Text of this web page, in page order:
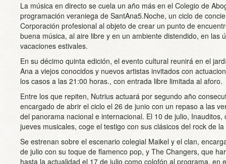
La música en directo se cuela un año más en el Colegio de
programación veraniega de SantAna5.Noche, un ciclo de
Corporación profesional al objeto de crear un punto de
buena música, al aire libre y en un ambiente distendido, en las
vacaciones estivales.
En su décimo quinta edición, el evento cultural reunirá en el
Ana a viejos conocidos y nuevos artistas invitados con
los casos a las 21:00 horas., con entrada libre limitada al aforo.
Entre los que repiten, Nutrius actuará por segundo año
encargado de abrir el ciclo el 26 de junio con un repaso a las
del panorama nacional e internacional. El 10 de julio, Inauditos,
jueves musicales, coge el testigo con sus clásicos del rock de
Se estrenan sobre el escenario colegial Maikel y el clan,
de julio con su toque de flamenco pop, y The Changers, que
hasta la actualidad el 17 de julio como colofón al programa, en